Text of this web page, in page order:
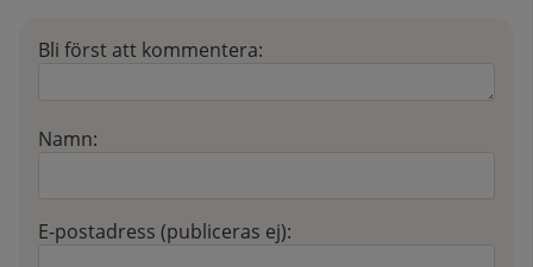
Bli först att kommentera:
Namn:
E-postadress (publiceras ej):